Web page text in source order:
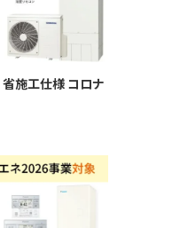
施工仕様 コロナ